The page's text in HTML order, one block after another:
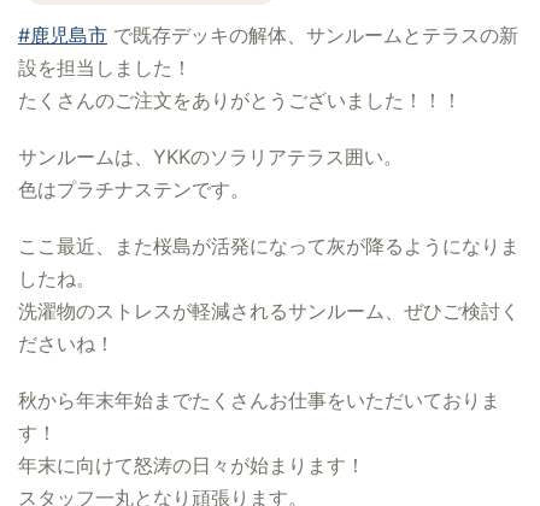
#鹿児島市 で既存デッキの解体、サンルームとテラスの新
設を担当しました！
たくさんのご注文をありがとうございました！！！
サンルームは、YKKのソラリアテラス囲い。
色はプラチナステンです。
ここ最近、また桜島が活発になって灰が降るようになりま
したね。
洗濯物のストレスが軽減されるサンルーム、ぜひご検討く
ださいね！
秋から年末年始までたくさんお仕事をいただいておりま
す！
年末に向けて怒涛の日々が始まります！
スタッフ一丸となり頑張ります。